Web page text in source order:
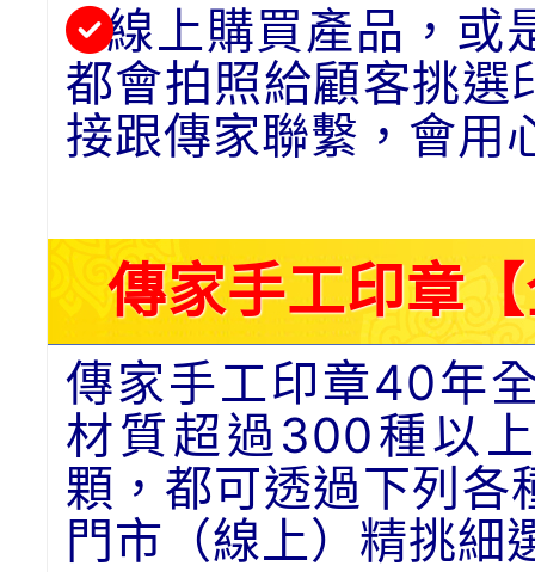
線上購買產品，或
都會拍照給顧客挑選
接跟傳家聯繫，會用
傳家手工印章
傳家手工印章40年
材質超過300種以
顆，都可透過下列各
門市（線上）精挑細